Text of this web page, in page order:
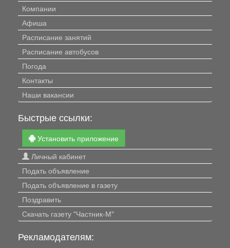
Компании
Афиша
Расписание занятий
Расписание автобусов
Погода
Контакты
Наши вакансии
Быстрые ссылки:
Установить приложение
Личный кабинет
Подать объявление
Подать объявление в газету
Поздравить
Скачать газету "Частник-М"
Рекламодателям: